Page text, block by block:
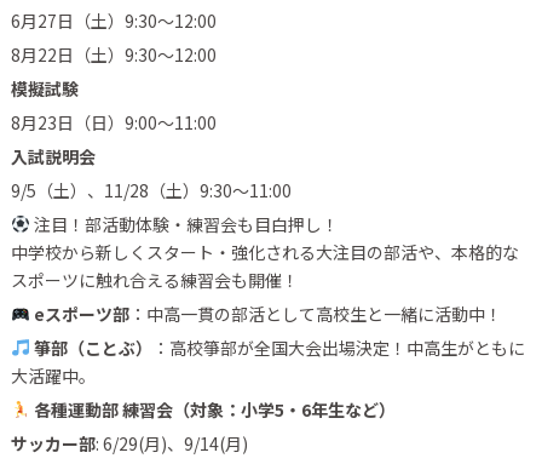
6月27日（土）9:30〜12:00
8月22日（土）9:30〜12:00
模擬試験
8月23日（日）9:00〜11:00
入試説明会
9/5（土）、11/28（土）9:30〜11:00
注目！部活動体験・練習会も目白押し！
中学校から新しくスタート・強化される大注目の部活や、本格的な
スポーツに触れ合える練習会も開催！
eスポーツ部：中高一貫の部活として高校生と一緒に活動中！
箏部（ことぶ）
：高校箏部が全国大会出場決定！中高生がともに
大活躍中。
各種運動部 練習会（対象：小学5・6年生など）
サッカー部: 6/29(月)、9/14(月)